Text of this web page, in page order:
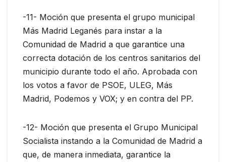
-11- Moción que presenta el grupo municipal
Más Madrid Leganés para instar a la
Comunidad de Madrid a que garantice una
correcta dotación de los centros sanitarios del
municipio durante todo el año. Aprobada con
los votos a favor de PSOE, ULEG, Más
Madrid, Podemos y VOX; y en contra del PP.
-12- Moción que presenta el Grupo Municipal
Socialista instando a la Comunidad de Madrid a
que, de manera inmediata, garantice la